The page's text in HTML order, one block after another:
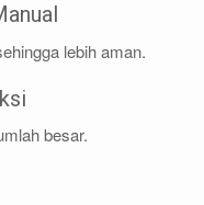
lebih aman.
besar.